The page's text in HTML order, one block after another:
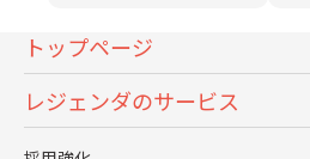
トップページ
レジェンダのサービス
採用や人事労務における課題解
お気軽にご相談く